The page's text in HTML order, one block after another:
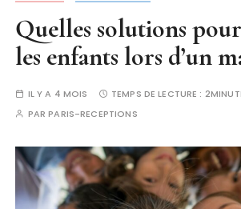
Quelles solutions
les enfants lors d’un
IL Y A 4 MOIS TEMPS DE LECTURE :
PARPARIS-RECEPTIONS